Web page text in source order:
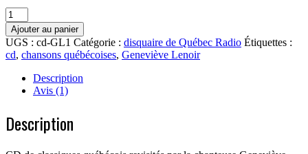
quantité
de
Le
plus
beau
voyage
Ajouter au panier
UGS : cd-GL1 Catégorie : disquaire de Québec Radio Étiquettes :
cd, chansons québécoises, Geneviève Lenoir
Description
Avis (1)
Description